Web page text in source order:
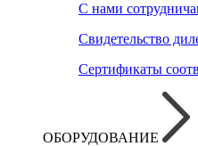
С нами
Свидетельство
Сертификаты
ОБОРУДОВАНИЕ